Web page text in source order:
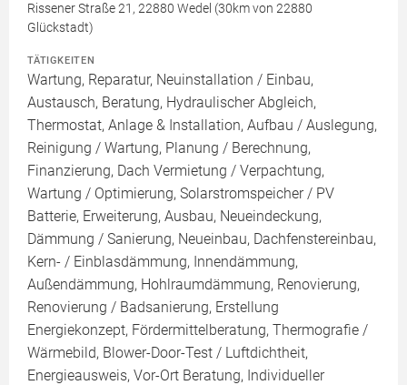
Rissener Straße 21, 22880 Wedel (30km von 22880
Glückstadt)
TÄTIGKEITEN
Wartung, Reparatur, Neuinstallation / Einbau,
Austausch, Beratung, Hydraulischer Abgleich,
Thermostat, Anlage & Installation, Aufbau / Auslegung,
Reinigung / Wartung, Planung / Berechnung,
Finanzierung, Dach Vermietung / Verpachtung,
Wartung / Optimierung, Solarstromspeicher / PV
Batterie, Erweiterung, Ausbau, Neueindeckung,
Dämmung / Sanierung, Neueinbau, Dachfenstereinbau,
Kern- / Einblasdämmung, Innendämmung,
Außendämmung, Hohlraumdämmung, Renovierung,
Renovierung / Badsanierung, Erstellung
Energiekonzept, Fördermittelberatung, Thermografie /
Wärmebild, Blower-Door-Test / Luftdichtheit,
Energieausweis, Vor-Ort Beratung, Individueller